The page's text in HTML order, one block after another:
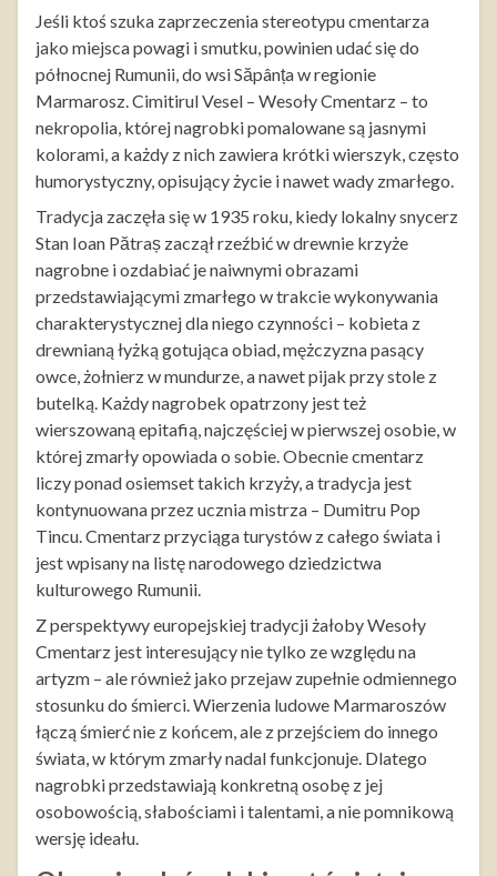
Jeśli ktoś szuka zaprzeczenia stereotypu cmentarza
jako miejsca powagi i smutku, powinien udać się do
północnej Rumunii, do wsi Săpânța w regionie
Marmarosz. Cimitirul Vesel – Wesoły Cmentarz – to
nekropolia, której nagrobki pomalowane są jasnymi
kolorami, a każdy z nich zawiera krótki wierszyk, często
humorystyczny, opisujący życie i nawet wady zmarłego.
Tradycja zaczęła się w 1935 roku, kiedy lokalny snycerz
Stan Ioan Pătraș zaczął rzeźbić w drewnie krzyże
nagrobne i ozdabiać je naiwnymi obrazami
przedstawiającymi zmarłego w trakcie wykonywania
charakterystycznej dla niego czynności – kobieta z
drewnianą łyżką gotująca obiad, mężczyzna pasący
owce, żołnierz w mundurze, a nawet pijak przy stole z
butelką. Każdy nagrobek opatrzony jest też
wierszowaną epitafią, najczęściej w pierwszej osobie, w
której zmarły opowiada o sobie. Obecnie cmentarz
liczy ponad osiemset takich krzyży, a tradycja jest
kontynuowana przez ucznia mistrza – Dumitru Pop
Tincu. Cmentarz przyciąga turystów z całego świata i
jest wpisany na listę narodowego dziedzictwa
kulturowego Rumunii.
Z perspektywy europejskiej tradycji żałoby Wesoły
Cmentarz jest interesujący nie tylko ze względu na
artyzm – ale również jako przejaw zupełnie odmiennego
stosunku do śmierci. Wierzenia ludowe Marmaroszów
łączą śmierć nie z końcem, ale z przejściem do innego
świata, w którym zmarły nadal funkcjonuje. Dlatego
nagrobki przedstawiają konkretną osobę z jej
osobowością, słabościami i talentami, a nie pomnikową
wersję ideału.